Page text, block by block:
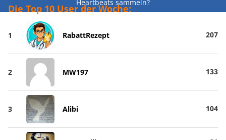
Heartbeats sammeln?
Die Top 10 User der Woche:
1 RabattRezept 207
2 MW197 133
3 Alibi 104